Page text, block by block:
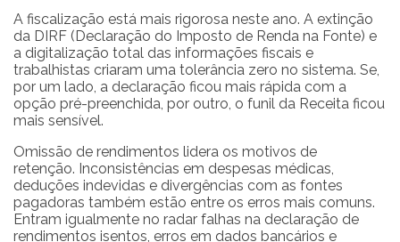
A fiscalização está mais rigorosa neste ano. A extinção
da DIRF (Declaração do Imposto de Renda na Fonte) e
a digitalização total das informações fiscais e
trabalhistas criaram uma tolerância zero no sistema. Se,
por um lado, a declaração ficou mais rápida com a
opção pré-preenchida, por outro, o funil da Receita ficou
mais sensível.
Omissão de rendimentos lidera os motivos de
retenção. Inconsistências em despesas médicas,
deduções indevidas e divergências com as fontes
pagadoras também estão entre os erros mais comuns.
Entram igualmente no radar falhas na declaração de
rendimentos isentos, erros em dados bancários e